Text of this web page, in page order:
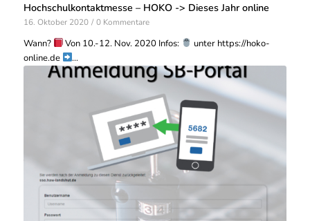
Hochschulkontaktmesse – HOKO -> Dieses Jahr online
16. Oktober 2020 / 0 Kommentare
Wann? Von 10.-12. Nov. 2020 Infos:
unter https://hoko-
online.de
…